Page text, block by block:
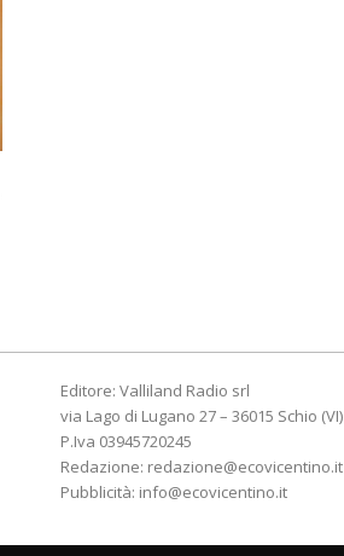
Editore: Valliland Radio srl
via Lago di Lugano 27 – 36015 Schio (VI)
P.Iva 03945720245
Redazione: redazione@ecovicentino.it
Pubblicità: info@ecovicentino.it